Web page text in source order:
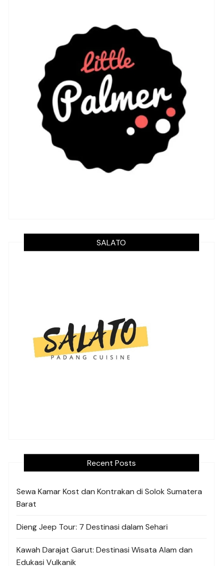
SALATO
Recent Posts
Sewa Kamar Kost dan Kontrakan di Solok Sumatera
Barat
Dieng Jeep Tour: 7 Destinasi dalam Sehari
Kawah Darajat Garut: Destinasi Wisata Alam dan
Edukasi Vulkanik